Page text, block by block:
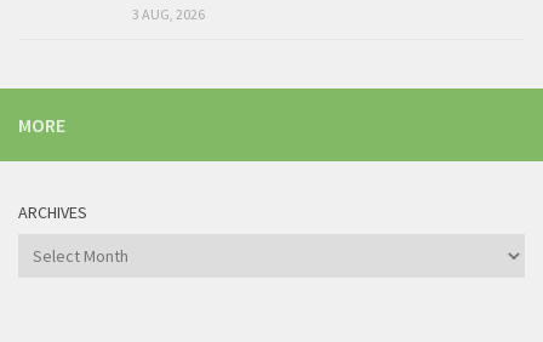
3 AUG, 2026
MORE
ARCHIVES
Archives